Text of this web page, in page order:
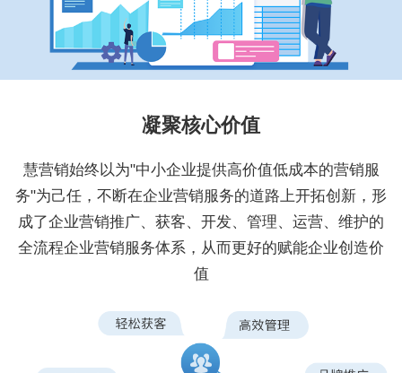
凝聚核心价值
慧营销始终以为"中小企业提供高价值低成本的营销服
务"为己任，不断在企业营销服务的道路上开拓创新，形
成了企业营销推广、获客、开发、管理、运营、维护的
全流程企业营销服务体系，从而更好的赋能企业创造价
值